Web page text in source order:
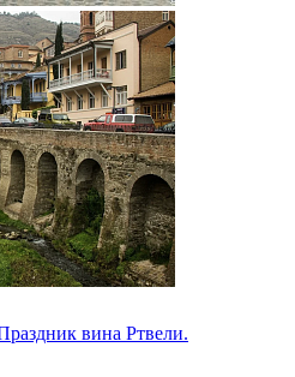
вина Ртвели.